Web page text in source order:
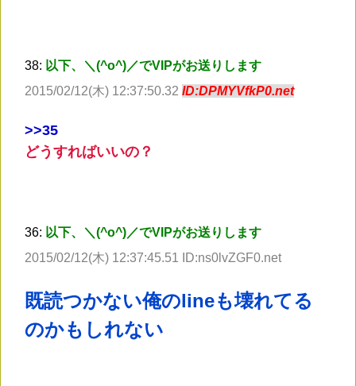
38: 以下、＼(^o^)／でVIPがお送りします
2015/02/12(木) 12:37:50.32 ID:DPMYVfkP0.net
>>35
どうすればいいの？
36: 以下、＼(^o^)／でVIPがお送りします
2015/02/12(木) 12:37:45.51 ID:ns0lvZGF0.net
既読つかない俺のlineも壊れてる
のかもしれない